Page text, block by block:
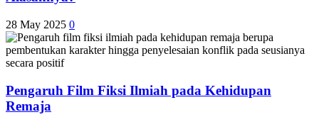
28 May 2025 0
Pengaruh Film Fiksi Ilmiah pada Kehidupan
Remaja